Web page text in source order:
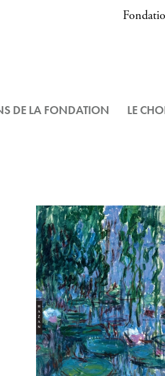
DE LA FONDATION
LE